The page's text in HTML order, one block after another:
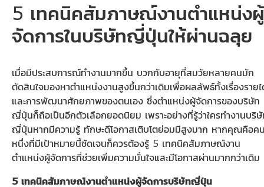
5 เทคนิคสัมภาษณ์งานตำแหน่งผู้
จัดการในบริษัทญี่ปุ่นให้ผ่านฉลุย
เมื่อมีประสบการณ์ทำงานมากขึ้น บวกกับอายุที่สมวัยหลายคนมัก
ตัดสินใจมองหาตำแหน่งงานสูงขึ้นกว่าเดิมเพื่อผลลัพธ์ทั้งเรื่องราย
และการพัฒนาศักยภาพของตนเอง ซึ่งตำแหน่งผู้จัดการของบริษัท
ญี่ปุ่นก็ถือเป็นอีกตัวเลือกยอดนิยม เพราะอย่างที่รู้ว่าใครทำงานบริ
ญี่ปุ่นหากมีความรู้ ทักษะดีโอกาสเติบโตย่อมมีสูงมาก หากคุณคือค
หนึ่งที่มีเป้าหมายนี้ชัดเจนก็ควรต้องรู้ 5 เทคนิคสัมภาษณ์งาน
ตำแหน่งผู้จัดการที่ช่วยเพิ่มความมั่นใจและมีโอกาสผ่านมากกว่าเดิม
5 เทคนิคสัมภาษณ์งานตำแหน่งผู้จัดการบริษัทญี่ปุ่น